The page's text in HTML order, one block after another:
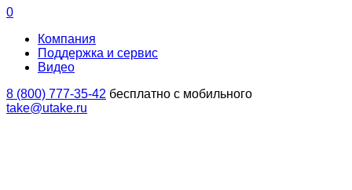
0
Компания
Поддержка и сервис
Видео
8 (800) 777-35-42 бесплатно с мобильного
take@utake.ru